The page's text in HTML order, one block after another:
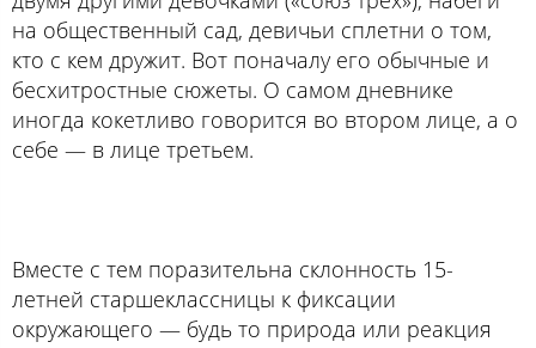
на общественный сад, девичьи сплетни о том,
кто с кем дружит. Вот поначалу его обычные и
бесхитростные сюжеты. О самом дневнике
иногда кокетливо говорится во втором лице, а о
себе — в лице третьем.
Вместе с тем поразительна склонность 15-
летней старшеклассницы к фиксации
окружающего — будь то природа или реакция